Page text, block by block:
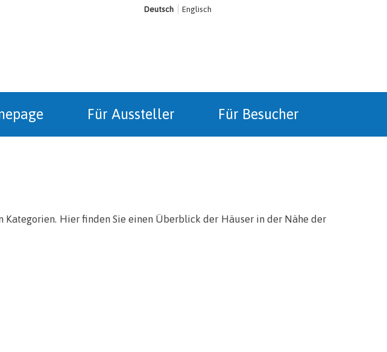
Deutsch Englisch
Für Aussteller Für Besucher
Hier finden Sie einen Überblick der Häuser in der Nähe der